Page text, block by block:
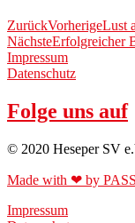
ZurückVorherigeLust
NächsteErfolgreicher
Impressum
Datenschutz
Folge uns auf
© 2020 Heseper SV
Made with ❤ by
Impressum